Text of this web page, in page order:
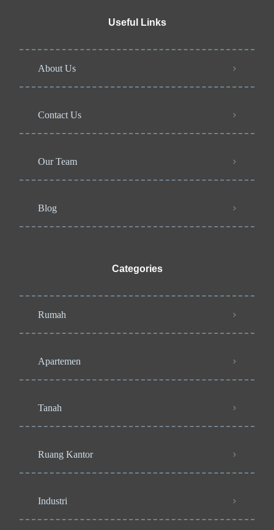
Useful Links
About Us
Contact Us
Our Team
Blog
Categories
Rumah
Apartemen
Tanah
Ruang Kantor
Industri